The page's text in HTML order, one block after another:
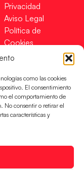
como las cookies
El consentimiento
el comportamiento de
No consentir o retirar el
características y
Privacidad
Aviso Legal
Política de
Cookies
Mapa Web